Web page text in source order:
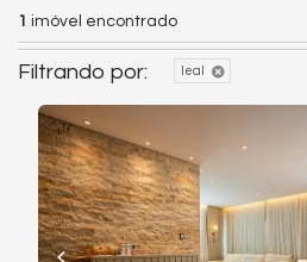
1 imóvel encontrado
Filtrando por: leal